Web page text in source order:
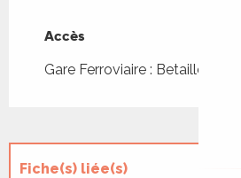
Accès
Accès
Gare Ferroviaire : Betaille à 3km
Fiche(s) liée(s)